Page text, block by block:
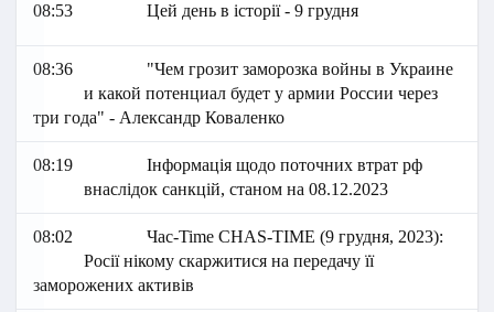
08:53 Цей день в історії - 9 грудня
08:36
"Чем грозит заморозка войны в Украине
и какой потенциал будет у армии России через
три года" - Александр Коваленко
08:19
Інформація щодо поточних втрат рф
внаслідок санкцій, станом на 08.12.2023
08:02
Час-Time CHAS-TIME (9 грудня, 2023):
Росії нікому скаржитися на передачу її
заморожених активів